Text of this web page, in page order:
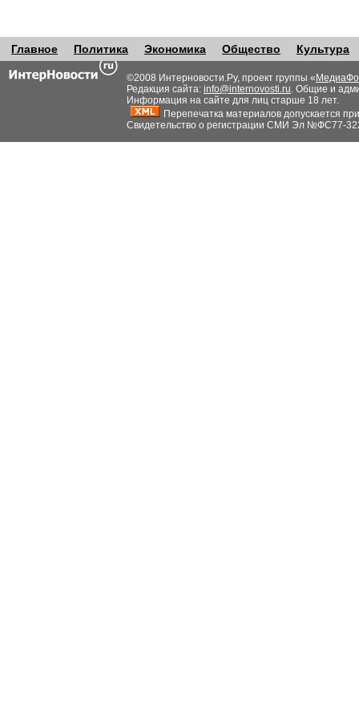
Главное Политика Экономика Общество Культура
©2008 Интерновости.Ру, проект группы «
Редакция сайта: info@internovosti.ru. Общие и
Информация на сайте для лиц старше 18 лет.
Перепечатка материалов допускается
Свидетельство о регистрации СМИ Эл №ФС77-